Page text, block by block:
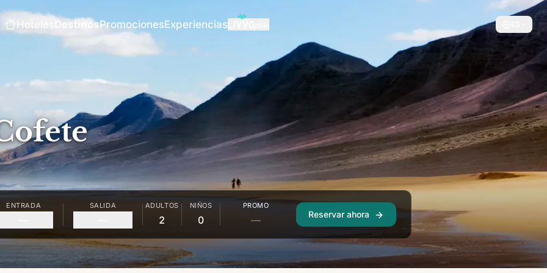
Hoteles
DestinosPromocionesExperiencias
ENTRADA SALIDA ADULTOS
2
NIÑOS
0
PROMO
Reservar ahora